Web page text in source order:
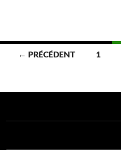
Navigation
articles
← PRÉCÉDENT 1